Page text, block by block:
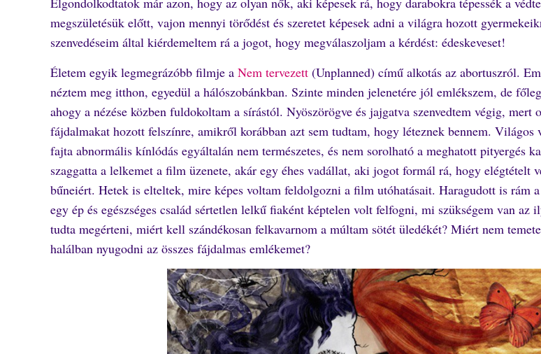
megszületésük előtt, vajon mennyi törődést és szeretet képesek adni a világra hozott
szenvedéseim által kiérdemeltem rá a jogot, hogy megválaszoljam a kérdést: édeskeveset!
Életem egyik legmegrázóbb filmje a Nem tervezett (Unplanned) című alkotás az abortuszról.
néztem meg itthon, egyedül a hálószobánkban. Szinte minden jelenetére jól emlékszem, de
ahogy a nézése közben fuldokoltam a sírástól. Nyöszörögve és jajgatva szenvedtem végig, mert
fájdalmakat hozott felszínre, amikről korábban azt sem tudtam, hogy léteznek bennem. Világos
fajta abnormális kínlódás egyáltalán nem természetes, és nem sorolható a meghatott pityergés
szaggatta a lelkemet a film üzenete, akár egy éhes vadállat, aki jogot formál rá, hogy elégtételt
bűneiért. Hetek is elteltek, mire képes voltam feldolgozni a film utóhatásait. Haragudott is rám
egy ép és egészséges család sértetlen lelkű fiaként képtelen volt felfogni, mi szükségem van az
tudta megérteni, miért kell szándékosan felkavarnom a múltam sötét üledékét? Miért nem
halálban nyugodni az összes fájdalmas emlékemet?